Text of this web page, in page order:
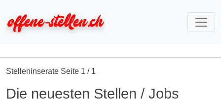
Stelleninserate Seite 1 / 1
Die neuesten Stellen / Jobs